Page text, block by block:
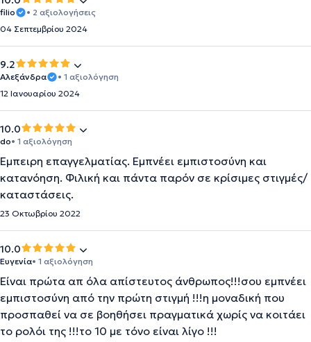
filio
• 2 αξιολογήσεις
04 Σεπτεμβρίου 2024
9.2
Αλεξάνδρα
• 1 αξιολόγηση
12 Ιανουαρίου 2024
10.0
do• 1 αξιολόγηση
Έμπειρη επαγγελματίας. Εμπνέει εμπιστοσύνη και
κατανόηση. Φιλική και πάντα παρόν σε κρίσιμες στιγμές/
καταστάσεις.
23 Οκτωβρίου 2022
10.0
Ευγενία• 1 αξιολόγηση
Είναι πρώτα απ όλα απίστευτος άνθρωπος!!!σου εμπνέει
εμπιστοσύνη από την πρώτη στιγμή !!!η μοναδική που
προσπαθεί να σε βοηθήσει πραγματικά χωρίς να κοιτάει
το ρολόι της !!!το 10 με τόνο είναι λίγο !!!